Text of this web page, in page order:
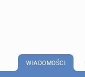
WIADOMOŚCI